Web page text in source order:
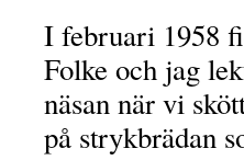
I februari 1958
Folke och jag
näsan när vi
på strykbrädan